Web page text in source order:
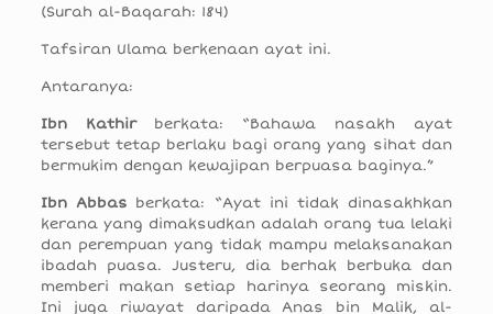
(Surah al-Baqarah: 184)
Tafsiran Ulama berkenaan ayat ini.
Antaranya:
Ibn Kathirberkata: “Bahawa nasakh ayat
tersebut tetap berlaku bagi orang yang sihat dan
bermukim dengan kewajipan berpuasa baginya.”
Ibn Abbas berkata: “Ayat ini tidak dinasakhkan
kerana yang dimaksudkan adalah orang tua lelaki
dan perempuan yang tidak mampu melaksanakan
ibadah puasa. Justeru, dia berhak berbuka dan
memberi makan setiap harinya seorang miskin.
Ini juga riwayat daripada Anas bin Malik, al-